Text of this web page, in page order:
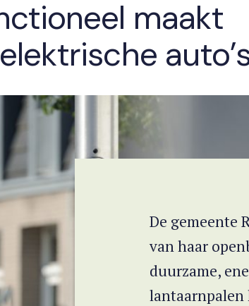
maakt
De gemeente
van haar
duurzame,
lantaarnpalen